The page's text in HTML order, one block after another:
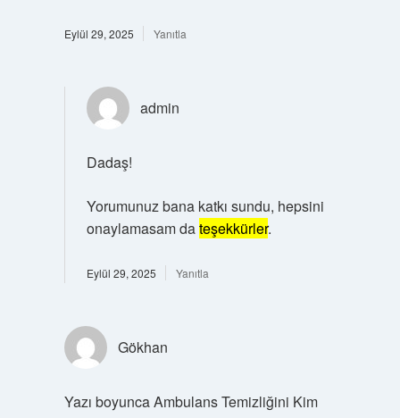
Eylül 29, 2025 Yanıtla
admin
Dadaş!
Yorumunuz bana katkı sundu, hepsini
onaylamasam dateşekkürler.
Eylül 29, 2025 Yanıtla
Gökhan
Yazı boyunca Ambulans Temizliğini Kim